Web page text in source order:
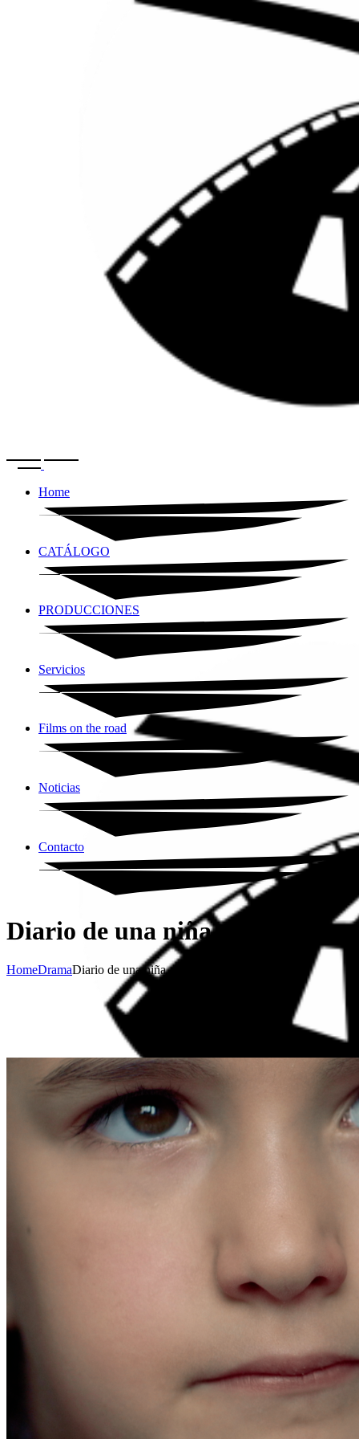
Home
CATÁLOGO
PRODUCCIONES
Servicios
Films on the road
Noticias
Contacto
Diario de una niña
HomeDramaDiario de una niña